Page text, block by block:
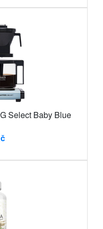
Select Baby Blue